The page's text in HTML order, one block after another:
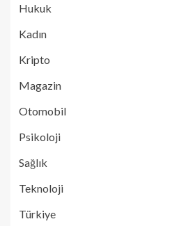
Hukuk
Kadın
Kripto
Magazin
Otomobil
Psikoloji
Sağlık
Teknoloji
Türkiye